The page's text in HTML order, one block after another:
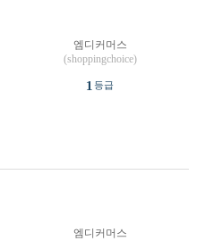
엠디커머스
(shoppingchoice)
1 등급
엠디커머스